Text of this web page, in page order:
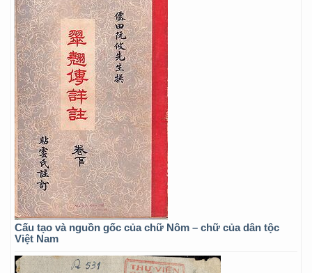
Cấu tạo và nguồn gốc của chữ Nôm – chữ của dân tộc
Việt Nam